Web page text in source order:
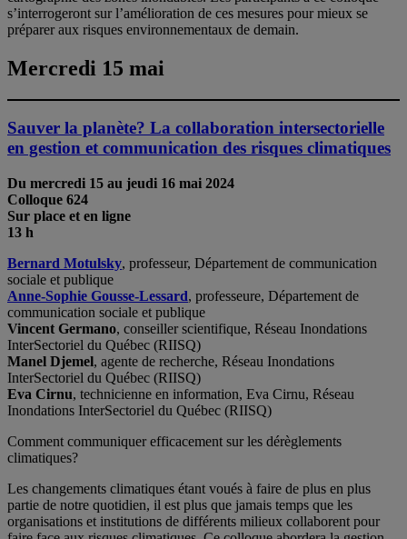
s’interrogeront sur l’amélioration de ces mesures pour mieux se
préparer aux risques environnementaux de demain.
Mercredi 15 mai
Sauver la planète? La collaboration intersectorielle
en gestion et communication des risques climatiques
Du mercredi 15 au jeudi 16 mai 2024
Colloque 624
Sur place et en ligne
13 h
Bernard Motulsky, professeur, Département de communication
sociale et publique
Anne-Sophie Gousse-Lessard, professeure, Département de
communication sociale et publique
Vincent Germano, conseiller scientifique, Réseau Inondations
InterSectoriel du Québec (RIISQ)
Manel Djemel, agente de recherche, Réseau Inondations
InterSectoriel du Québec (RIISQ)
Eva Cirnu, technicienne en information, Eva Cirnu, Réseau
Inondations InterSectoriel du Québec (RIISQ)
Comment communiquer efficacement sur les dérèglements
climatiques?
Les changements climatiques étant voués à faire de plus en plus
partie de notre quotidien, il est plus que jamais temps que les
organisations et institutions de différents milieux collaborent pour